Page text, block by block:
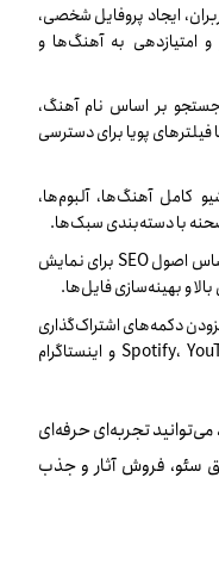
ایجاد پروفایل شخصی،
به آهنگ‌ها و
بر اساس نام آهنگ،
پویا برای دسترسی
کامل آهنگ‌ها، آلبوم‌ها،
با دسته‌بندی سبک‌ها.
سئو و بهینه‌سازی سرعت: طراحی بر اساس اصول SEO برای نمایش
و بهینه‌سازی فایل‌ها.
دکمه‌های اشتراک‌گذاری
در پلتفرم‌های Spotify، YouTube، Apple Music و اینستاگرام
تجربه‌ای حرفه‌ای
سئو، فروش آثار و جذب